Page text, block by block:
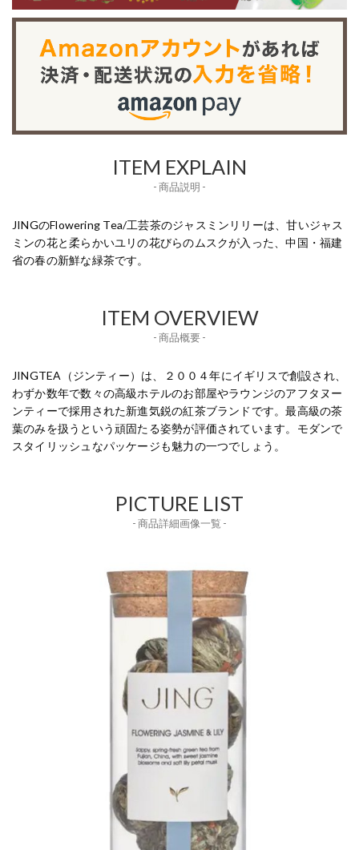
ITEM EXPLAIN
- 商品説明 -
JINGのFlowering Tea/工芸茶のジャスミンリリーは、甘いジャス
ミンの花と柔らかいユリの花びらのムスクが入った、中国・福建
省の春の新鮮な緑茶です。
ITEM OVERVIEW
- 商品概要 -
JINGTEA（ジンティー）は、２００４年にイギリスで創設され、
わずか数年で数々の高級ホテルのお部屋やラウンジのアフタヌー
ンティーで採用された新進気鋭の紅茶ブランドです。最高級の茶
葉のみを扱うという頑固たる姿勢が評価されています。モダンで
スタイリッシュなパッケージも魅力の一つでしょう。
PICTURE LIST
- 商品詳細画像一覧 -